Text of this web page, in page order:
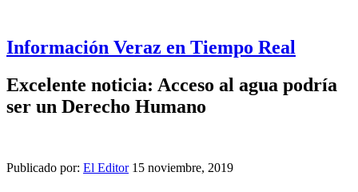
Información Veraz en Tiempo Real
Excelente noticia: Acceso al agua podría
ser un Derecho Humano
Publicado por: El Editor 15 noviembre, 2019